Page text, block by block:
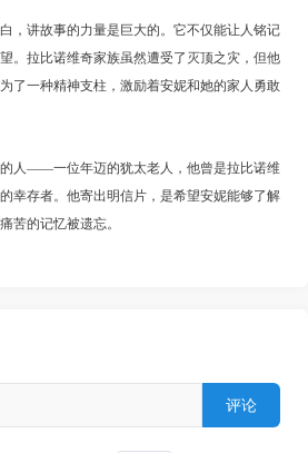
，讲故事的力量是巨大的。它不仅能让人铭记
。拉比诺维奇家族虽然遭受了灭顶之灾，但他
了一种精神支柱，激励着安妮和她的家人勇敢
人——一位年迈的犹太老人，他曾是拉比诺维
幸存者。他寄出明信片，是希望安妮能够了解
苦的记忆被遗忘。